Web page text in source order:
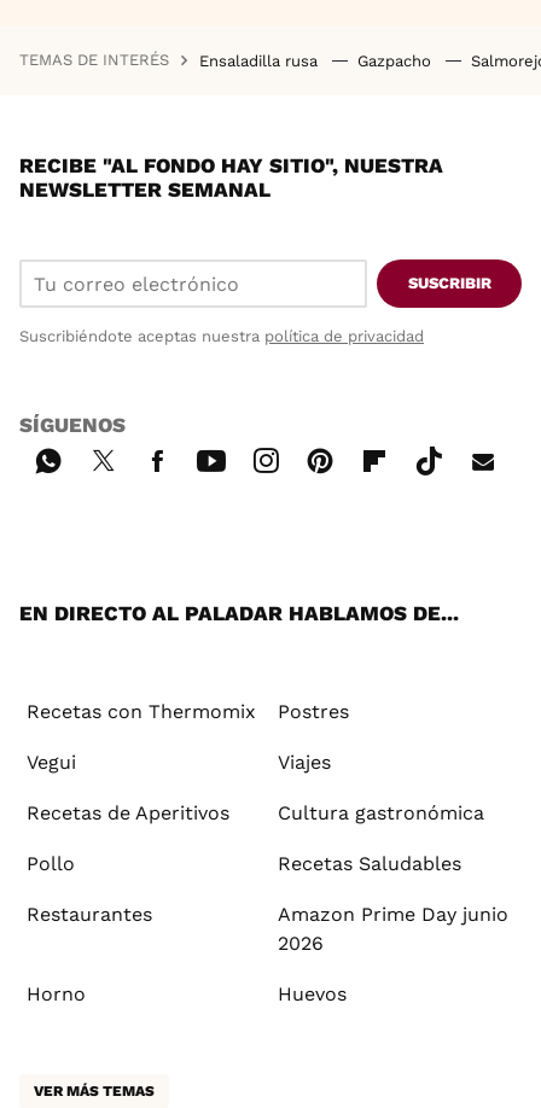
TEMAS DE INTERÉS Ensaladilla rusa Gazpacho
RECIBE "AL FONDO HAY SITIO", NUESTRA
NEWSLETTER SEMANAL
SUSCRIBIR
Suscribiéndote aceptas nuestra política de privacidad
SÍGUENOS
EN DIRECTO AL PALADAR HABLAMOS DE...
Recetas con Thermomix Postres
Vegui Viajes
Recetas de Aperitivos Cultura gastronómica
Pollo Recetas Saludables
Restaurantes
Amazon Prime Day junio
2026
Horno Huevos
VER MÁS TEMAS